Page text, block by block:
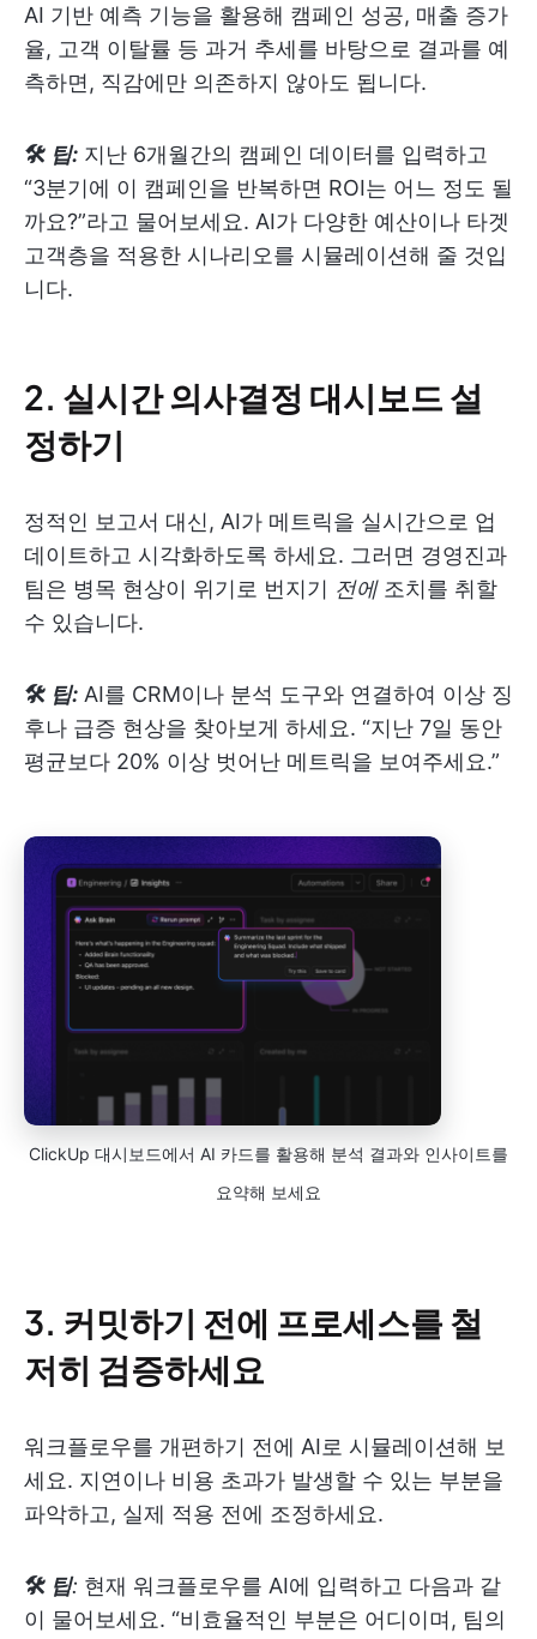
AI 기반 예측 기능을 활용해 캠페인 성공, 매출 증가
율, 고객 이탈률 등 과거 추세를 바탕으로 결과를 예
측하면, 직감에만 의존하지 않아도 됩니다.
🛠 팁: 지난 6개월간의 캠페인 데이터를 입력하고
“3분기에 이 캠페인을 반복하면 ROI는 어느 정도 될
까요?”라고 물어보세요. AI가 다양한 예산이나 타겟
고객층을 적용한 시나리오를 시뮬레이션해 줄 것입
니다.
2. 실시간 의사결정 대시보드 설
정하기
정적인 보고서 대신, AI가 메트릭을 실시간으로 업
데이트하고 시각화하도록 하세요. 그러면 경영진과
팀은 병목 현상이 위기로 번지기 전에조치를 취할
수 있습니다.
🛠 팁: AI를 CRM이나 분석 도구와 연결하여 이상 징
후나 급증 현상을 찾아보게 하세요. “지난 7일 동안
평균보다 20% 이상 벗어난 메트릭을 보여주세요.”
ClickUp 대시보드에서 AI 카드를 활용해 분석 결과와 인사이트를
요약해 보세요
3. 커밋하기 전에 프로세스를 철
저히 검증하세요
워크플로우를 개편하기 전에 AI로 시뮬레이션해 보
세요. 지연이나 비용 초과가 발생할 수 있는 부분을
파악하고, 실제 적용 전에 조정하세요.
🛠 팁: 현재 워크플로우를 AI에 입력하고 다음과 같
이 물어보세요. “비효율적인 부분은 어디이며, 팀의